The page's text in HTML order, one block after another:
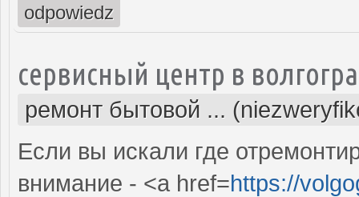
odpowiedz
сервисный центр в
ремонт бытовой ...
Если вы искали где
внимание - <a href=https://